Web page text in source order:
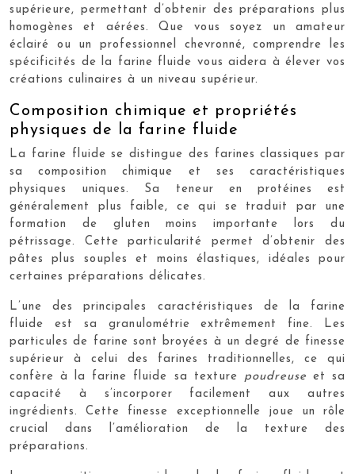
supérieure, permettant d’obtenir des préparations plus
homogènes et aérées. Que vous soyez un amateur
éclairé ou un professionnel chevronné, comprendre les
spécificités de la farine fluide vous aidera à élever vos
créations culinaires à un niveau supérieur.
Composition chimique et propriétés
physiques de la farine fluide
La farine fluide se distingue des farines classiques par
sa composition chimique et ses caractéristiques
physiques uniques. Sa teneur en protéines est
généralement plus faible, ce qui se traduit par une
formation de gluten moins importante lors du
pétrissage. Cette particularité permet d’obtenir des
pâtes plus souples et moins élastiques, idéales pour
certaines préparations délicates.
L’une des principales caractéristiques de la farine
fluide est sa granulométrie extrêmement fine. Les
particules de farine sont broyées à un degré de finesse
supérieur à celui des farines traditionnelles, ce qui
confère à la farine fluide sa texture poudreuse et sa
capacité à s’incorporer facilement aux autres
ingrédients. Cette finesse exceptionnelle joue un rôle
crucial dans l’amélioration de la texture des
préparations.